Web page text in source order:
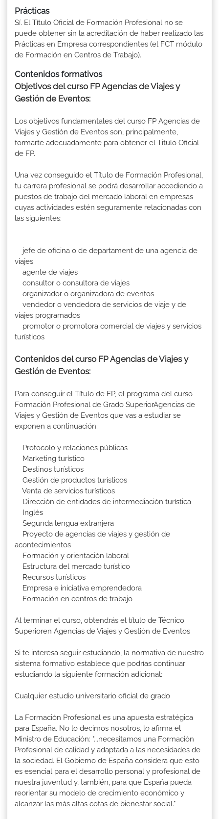
Prácticas
Sí. El Título Oficial de Formación Profesional no se
puede obtener sin la acreditación de haber realizado las
Prácticas en Empresa correspondientes (el FCT módulo
de Formación en Centros de Trabajo).
Contenidos formativos
Objetivos del curso FP Agencias de Viajes y
Gestión de Eventos:
Los objetivos fundamentales del curso FP Agencias de
Viajes y Gestión de Eventos son, principalmente,
formarte adecuadamente para obtener el Titulo Oficial
de FP.
Una vez conseguido el Título de Formación Profesional,
tu carrera profesional se podrá desarrollar accediendo a
puestos de trabajo del mercado laboral en empresas
cuyas actividades estén seguramente relacionadas con
las siguientes:
jefe de oficina o de departament de una agencia de
viajes
agente de viajes
consultor o consultora de viajes
organizador o organizadora de eventos
vendedor o vendedora de servicios de viaje y de
viajes programados
promotor o promotora comercial de viajes y servicios
turísticos
Contenidos del curso FP Agencias de Viajes y
Gestión de Eventos:
Para conseguir el Título de FP, el programa del curso
Formación Profesional de Grado SuperiorAgencias de
Viajes y Gestión de Eventos que vas a estudiar se
exponen a continuación:
Protocolo y relaciones públicas
Marketing turístico
Destinos turísticos
Gestión de productos turísticos
Venta de servicios turísticos
Dirección de entidades de intermediación turística
Inglés
Segunda lengua extranjera
Proyecto de agencias de viajes y gestión de
acontecimientos
Formación y orientación laboral
Estructura del mercado turístico
Recursos turísticos
Empresa e iniciativa emprendedora
Formación en centros de trabajo
Al terminar el curso, obtendrás el título de Técnico
Superioren Agencias de Viajes y Gestión de Eventos
Si te interesa seguir estudiando, la normativa de nuestro
sistema formativo establece que podrías continuar
estudiando la siguiente formación adicional:
Cualquier estudio universitario oficial de grado
La Formación Profesional es una apuesta estratégica
para España. No lo decimos nosotros, lo afirma el
Ministro de Educación: "...necesitamos una Formación
Profesional de calidad y adaptada a las necesidades de
la sociedad. El Gobierno de España considera que esto
es esencial para el desarrollo personal y profesional de
nuestra juventud y, también, para que España pueda
reorientar su modelo de crecimiento económico y
alcanzar las más altas cotas de bienestar social."